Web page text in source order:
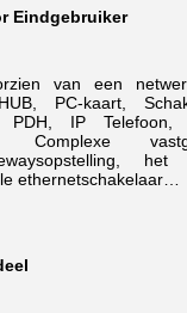
Eindgebruiker
van een
PC-kaart,
PDH, IP Telefoon,
Complexe
ethernetschakelaar…